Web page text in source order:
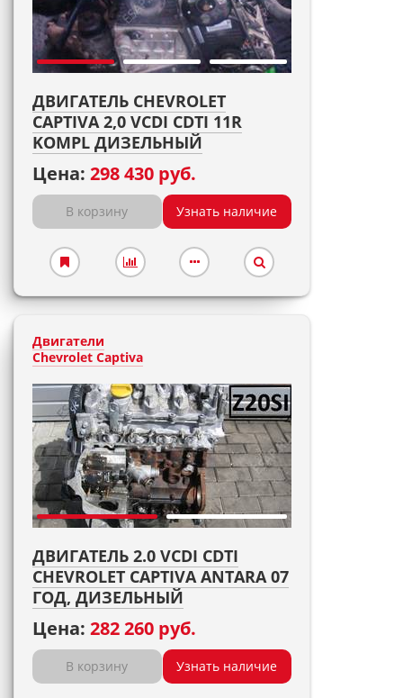
ДВИГАТЕЛЬ CHEVROLET
CAPTIVA 2,0 VCDI CDTI 11R
KOMPL ДИЗЕЛЬНЫЙ
Цена: 298 430 руб.
В корзину Узнать наличие
Двигатели
Chevrolet Captiva
ДВИГАТЕЛЬ 2.0 VCDI CDTI
CHEVROLET CAPTIVA ANTARA 07
ГОД, ДИЗЕЛЬНЫЙ
Цена: 282 260 руб.
В корзину Узнать наличие